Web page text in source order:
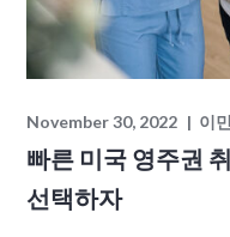
November 30, 2022 이
빠른 미국 영주권
선택하자